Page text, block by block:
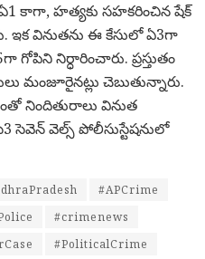
కాగా, హత్యకు సహకరించిన షేక్
ఇక వినుతను ఈ కేసులో ఏ3గా
నిర్ధారించారు. ప్రస్తుతం
మంజూరైనట్లు చెబుతున్నారు.
నిందితురాలు వినుత
సెవెన్ వెల్స్ పోలీసుస్టేషనులో
#APCrime
#crimenews
#PoliticalCrime